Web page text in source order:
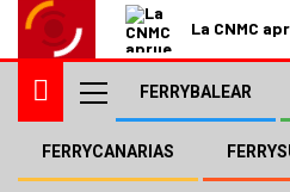
La CNMC
FERRYBALEAR
FERRYCANARIAS